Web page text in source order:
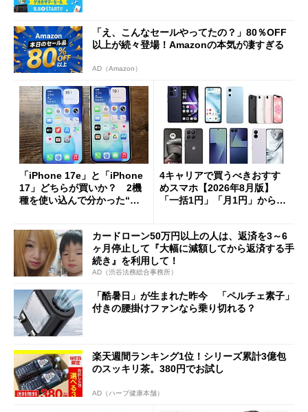
「え、こんなセールやってたの？」80％OFF
以上が続々登場！Amazonの本気が凄すぎる
AD（Amazon）
「iPhone 17e」と「iPhone
17」どちらが買いか？ 2機
種を使い込んで分かった“ス
4キャリアで買うべきおすす
めスマホ【2026年8月版】
「一括1円」「月1円」からお
カードローン50万円以上の人は、返済を3～6
ヶ月停止して『大幅に減額してから返済する手
続き』を利用して！
AD（渋谷法務総合事務所）
「酷暑日」が生まれた昨今 「ペルチェ素子」
付きの腰掛けファンなら乗り切れる？
楽天週間ランキング1位！シリーズ累計3億包
のスッキリ茶。380円でお試し
AD（ハーブ健康本舗）